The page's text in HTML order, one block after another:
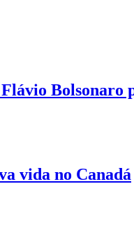
Bolsonaro
vida no Canadá